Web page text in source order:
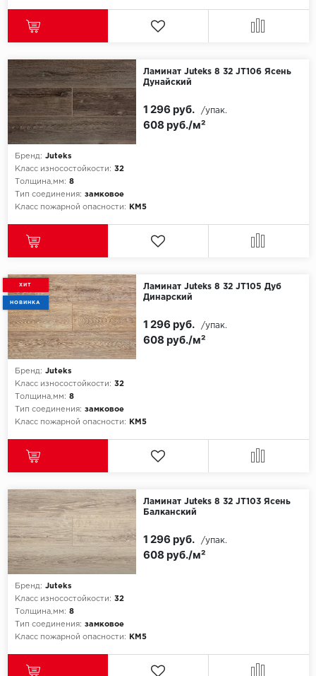
Ламинат Juteks 8 32 JT106 Ясень
Дунайский
Бренд: Juteks
Класс износостойкости: 32
Толщина,мм: 8
Тип соединения: замковое
Класс пожарной опасности:
КМ5
608 руб./м²
1 296 руб. /упак.
ХИТ
НОВИНКА
Ламинат Juteks 8 32 JT105 Дуб
Динарский
Бренд: Juteks
Класс износостойкости: 32
Толщина,мм: 8
Тип соединения: замковое
Класс пожарной опасности:
КМ5
608 руб./м²
1 296 руб. /упак.
Ламинат Juteks 8 32 JT103 Ясень
Балканский
Бренд: Juteks
Класс износостойкости: 32
Толщина,мм: 8
Тип соединения: замковое
Класс пожарной опасности:
КМ5
608 руб./м²
1 296 руб. /упак.